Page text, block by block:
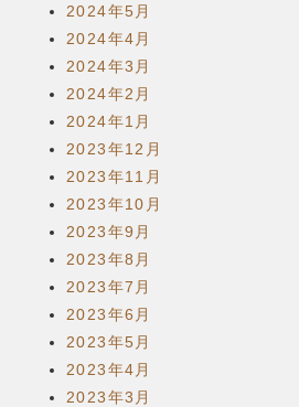
2024年5月
2024年4月
2024年3月
2024年2月
2024年1月
2023年12月
2023年11月
2023年10月
2023年9月
2023年8月
2023年7月
2023年6月
2023年5月
2023年4月
2023年3月